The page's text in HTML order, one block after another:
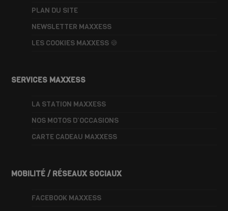
PLAN DU SITE
NEWSLETTER MAXXESS
LES COOKIES MAXXESS 🍪
SERVICES MAXXESS
LA STATION MAXXESS
NOS MOTOS D’OCCASIONS
CARTE CADEAU MAXXESS
MOBILITÉ / RÉSEAUX SOCIAUX
FACEBOOK MAXXESS